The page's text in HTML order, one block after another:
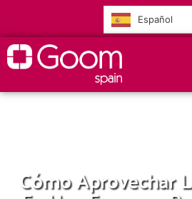
Español
Cómo Aprovechar